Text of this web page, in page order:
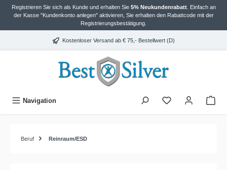
springen
Registrieren Sie sich als Kunde und erhalten Sie 5% Neukundenrabatt. Einfach an
der Kasse "Kundenkonto anlegen" aktivieren, Sie erhalten den Rabattcode mit der
Registrierungsbestätigung.
Kostenloser Versand ab € 75,- Bestellwert (D)
Navigation
Beruf Reinraum/ESD